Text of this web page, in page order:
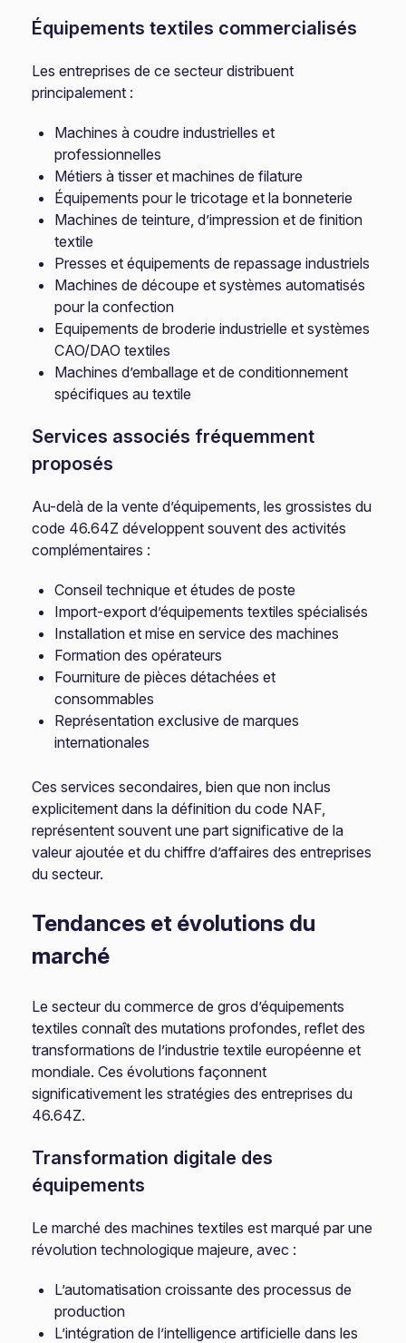
Équipements textiles commercialisés
Les entreprises de ce secteur distribuent
principalement :
Machines à coudre industrielles et
professionnelles
Métiers à tisser et machines de filature
Équipements pour le tricotage et la bonneterie
Machines de teinture, d’impression et de finition
textile
Presses et équipements de repassage industriels
Machines de découpe et systèmes automatisés
pour la confection
Equipements de broderie industrielle et systèmes
CAO/DAO textiles
Machines d’emballage et de conditionnement
spécifiques au textile
Services associés fréquemment
proposés
Au-delà de la vente d’équipements, les grossistes du
code 46.64Z développent souvent des activités
complémentaires :
Conseil technique et études de poste
Import-export d’équipements textiles spécialisés
Installation et mise en service des machines
Formation des opérateurs
Fourniture de pièces détachées et
consommables
Représentation exclusive de marques
internationales
Ces services secondaires, bien que non inclus
explicitement dans la définition du code NAF,
représentent souvent une part significative de la
valeur ajoutée et du chiffre d’affaires des entreprises
du secteur.
Tendances et évolutions du
marché
Le secteur du commerce de gros d’équipements
textiles connaît des mutations profondes, reflet des
transformations de l’industrie textile européenne et
mondiale. Ces évolutions façonnent
significativement les stratégies des entreprises du
46.64Z.
Transformation digitale des
équipements
Le marché des machines textiles est marqué par une
révolution technologique majeure, avec :
L’automatisation croissante des processus de
production
L’intégration de l’intelligence artificielle dans les